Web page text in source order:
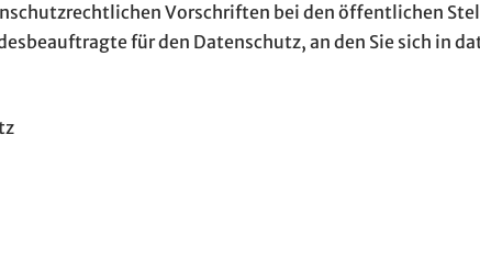
Vorschriften bei den öffentlichen
für den Datenschutz, an den Sie sich in